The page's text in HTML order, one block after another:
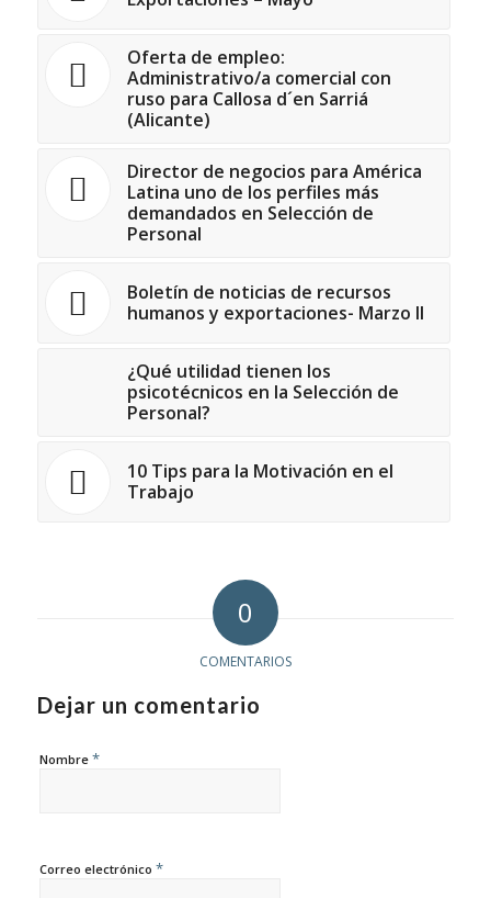
Oferta de empleo:
Administrativo/a comercial con
ruso para Callosa d´en Sarriá
(Alicante)
Director de negocios para América
Latina uno de los perfiles más
demandados en Selección de
Personal
Boletín de noticias de recursos
humanos y exportaciones- Marzo II
¿Qué utilidad tienen los
psicotécnicos en la Selección de
Personal?
10 Tips para la Motivación en el
Trabajo
0
COMENTARIOS
Dejar un comentario
Nombre *
Correo electrónico *